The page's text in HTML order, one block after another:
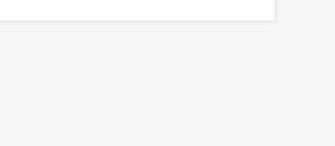
半壁店第二社区志愿